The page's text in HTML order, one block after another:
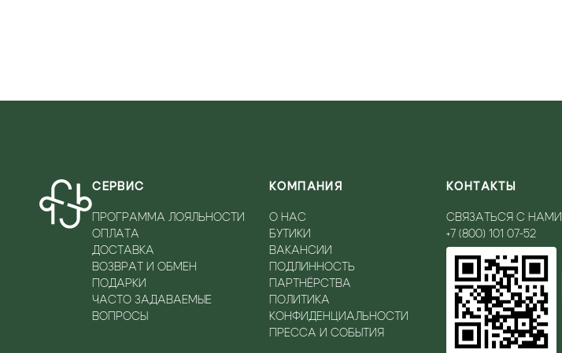
СЕРВИС
ПРОГРАММА ЛОЯЛЬНОСТИ
ОПЛАТА
ДОСТАВКА
ВОЗВРАТ И ОБМЕН
ПОДАРКИ
ЧАСТО ЗАДАВАЕМЫЕ
ВОПРОСЫ
КОМПАНИЯ
О НАС
БУТИКИ
ВАКАНСИИ
ПОДЛИННОСТЬ
ПАРТНЁРСТВА
ПОЛИТИКА
КОНФИДЕНЦИАЛЬНОСТИ
ПРЕССА И СОБЫТИЯ
КОНТАКТЫ
СВЯЗАТЬСЯ С НАМИ
+7 (800) 101 07-52